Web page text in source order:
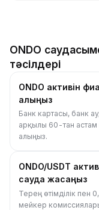
ONDO
тәсілдері
ONDO активін
алыңыз
Банк картасы, банк
арқылы 60-тан астам
алыңыз.
ONDO/USDT
сауда жасаңыз
Терең өтімділік пен
мейкер